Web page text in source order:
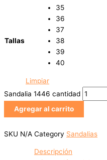
Tallas
35
36
37
38
39
40
Limpiar
Sandalia 1446 cantidad
Agregar al carrito
SKU N/A Category Sandalias
Descripción